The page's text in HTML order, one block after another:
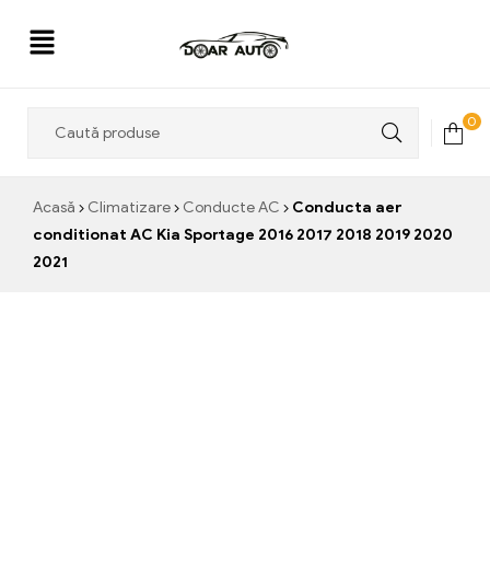
0
Acasă Climatizare Conducte AC
Conducta aer
conditionat AC Kia Sportage 2016 2017 2018 2019 2020
2021